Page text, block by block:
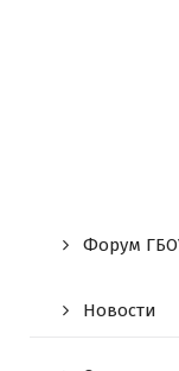
Форум
Новости